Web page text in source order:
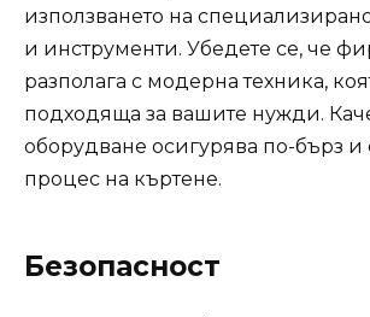
използването на
и инструменти. Убедете се, че
разполага с модерна техника,
подходяща за вашите нужди.
оборудване осигурява по-бърз и
процес на къртене.
Безопасност